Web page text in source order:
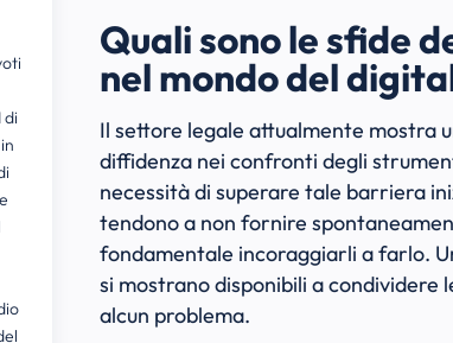
di
Quali sono le sfide
nel mondo del
Il settore legale attualmente mostra
diffidenza nei confronti degli
necessità di superare tale barriera
tendono a non fornire
fondamentale incoraggiarli a farlo.
si mostrano disponibili a condividere
alcun problema.